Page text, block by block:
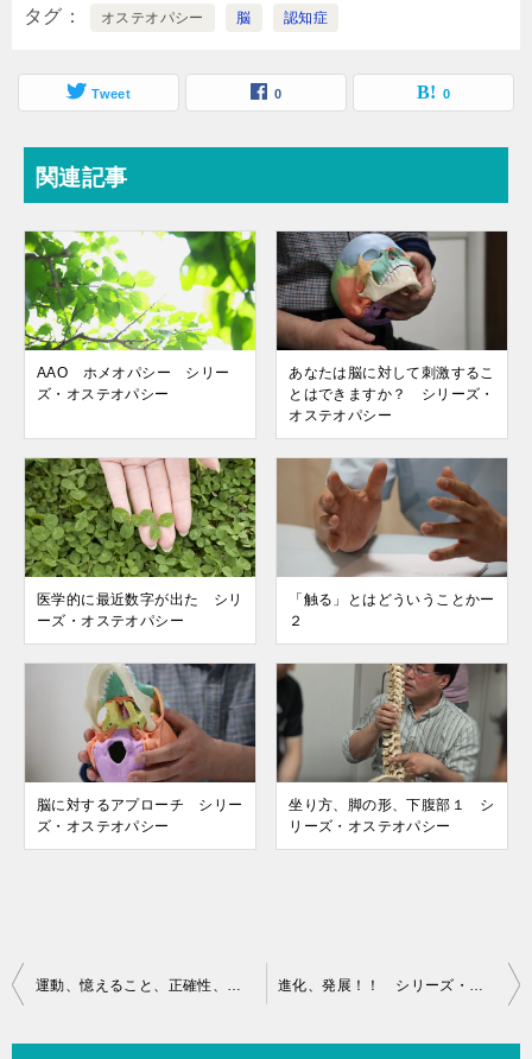
タグ オステオパシー 脳 認知症
Tweet 0 0
関連記事
AAO ホメオパシー シリー
ズ・オステオパシー
あなたは脳に対して刺激するこ
とはできますか？ シリーズ・
オステオパシー
医学的に最近数字が出た シリ
ーズ・オステオパシー
「触る」とはどういうことかー
２
脳に対するアプローチ シリー
ズ・オステオパシー
坐り方、脚の形、下腹部１ シ
リーズ・オステオパシー
投
運動、憶えること、正確性、難しい シリーズ・オステオパシー 進化、発展！！ シリーズ・オステオパシー